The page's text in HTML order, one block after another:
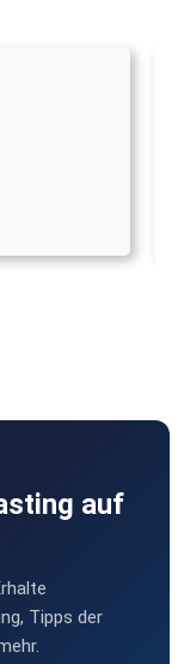
auf
Tipps der